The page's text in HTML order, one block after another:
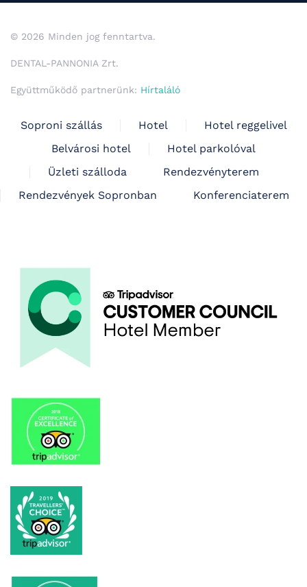
© 2026 Minden jog fenntartva.
DENTAL-PANNONIA Zrt.
Együttműködő partnerünk: Hírtaláló
Soproni szállás Hotel
Hotel reggelivel
Belvárosi hotel
Hotel parkolóval
Üzleti szálloda
Rendezvényterem
Rendezvények Sopronban
Konferenciaterem